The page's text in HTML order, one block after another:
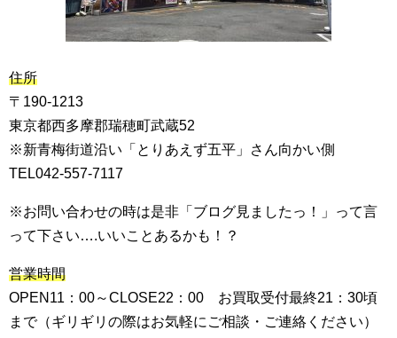
住所
〒190-1213
東京都西多摩郡瑞穂町武蔵52
※新青梅街道沿い「とりあえず五平」さん向かい側
TEL042-557-7117
※お問い合わせの時は是非「ブログ見ましたっ！」って言
って下さい….いいことあるかも！？
営業時間
OPEN11：00～CLOSE22：00 お買取受付最終21：30頃
まで（ギリギリの際はお気軽にご相談・ご連絡ください）